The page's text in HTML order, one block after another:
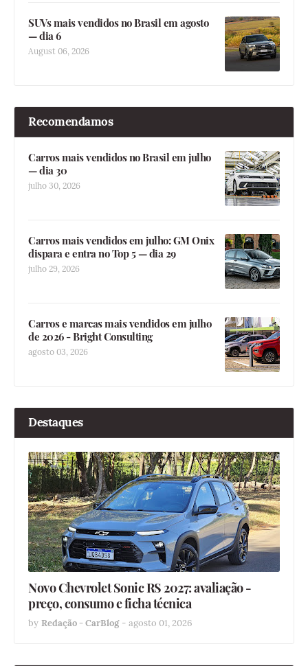
SUVs mais vendidos no Brasil em agosto
— dia 6
August 06, 2026
Recomendamos
Carros mais vendidos no Brasil em julho
— dia 30
julho 30, 2026
Carros mais vendidos em julho: GM Onix
dispara e entra no Top 5 — dia 29
julho 29, 2026
Carros e marcas mais vendidos em julho
de 2026 - Bright Consulting
agosto 03, 2026
Destaques
Novo Chevrolet Sonic RS 2027: avaliação -
preço, consumo e ficha técnica
by Redação - CarBlog - agosto 01, 2026